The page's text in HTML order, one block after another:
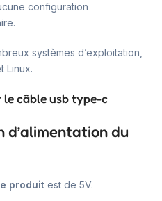
configuration
systèmes d’exploitation,
Linux.
le câble usb type-c
d’alimentation du
produit est de 5V.